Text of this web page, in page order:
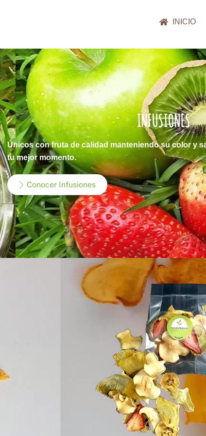
INICIO
INFUSIONES
Únicos con fruta de calidad manteniendo su color y
tu mejor momento.
Conocer Infusiones